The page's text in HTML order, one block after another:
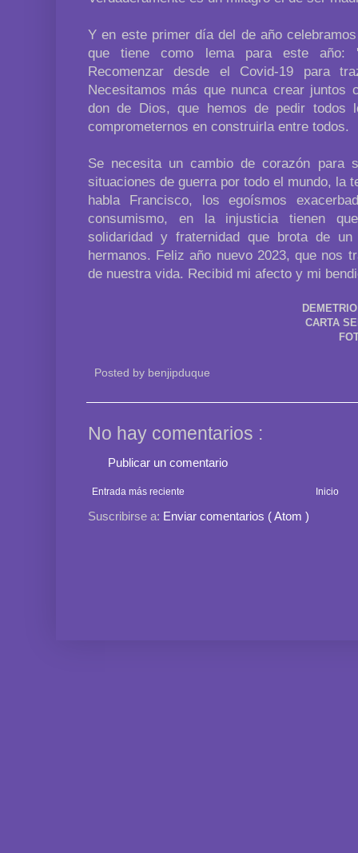
Y en este primer día del de año
que tiene como lema para este año:
Recomenzar desde el Covid-19 para
Necesitamos más que nunca crear juntos
don de Dios, que hemos de pedir todos
comprometernos en construirla entre todos.
Se necesita un cambio de corazón para
situaciones de guerra por todo el mundo, la
habla Francisco, los egoísmos
consumismo, en la injusticia tienen
solidaridad y fraternidad que brota de
hermanos. Feliz año nuevo 2023, que nos
de nuestra vida. Recibid mi afecto y mi
CARTA
Posted by benjipduque
No hay comentarios :
Publicar un comentario
Entrada más reciente Inicio
Suscribirse a: Enviar comentarios ( Atom )